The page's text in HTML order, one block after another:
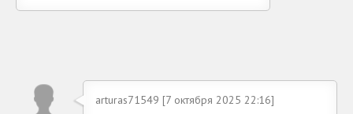
arturas71549 [7 октября 2025 22:16]